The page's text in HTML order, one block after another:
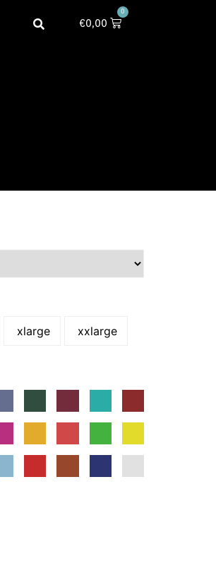
€0,00
0
xlarge xxlarge